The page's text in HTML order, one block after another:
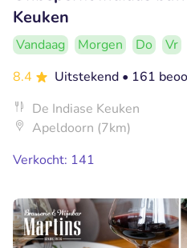
Keuken
Vandaag Morgen Do
Vr
8.4
Uitstekend • 161
De Indiase Keuken
Apeldoorn (7km)
Verkocht: 141